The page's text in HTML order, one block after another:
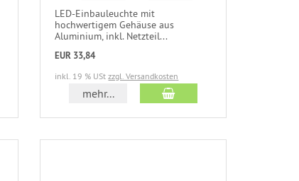
LED-Einbauleuchte mit
hochwertigem Gehäuse aus
Aluminium, inkl. Netzteil...
EUR 33,84
inkl. 19 % UStzzgl. Versandkosten
mehr...